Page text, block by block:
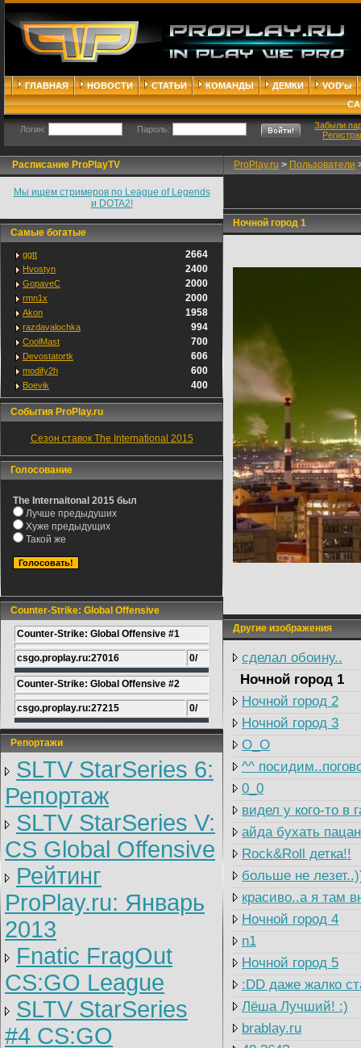
ГЛАВНАЯ НОВОСТИ СТАТЬИ КОМАНДЫ ДЕМКИ
VOD'ы
Логин: Пароль:
Забыли
Расписание ProPlayTV
Мы ищем стримеров по League of Legends
и DOTA2!
Самые богатые
ggtt 2664
Hvostyn 2400
GopaveC 2000
rmn1x 2000
Akon 1958
razdavalochka 994
CoolMast 700
Devostatortk 606
modify2h 600
Boevik 400
События ProPlay.ru
Сезон ставок The International 2015
Голосование
The Internaitonal 2015 был
Лучше предыдуших
Хуже предыдущих
Такой же
Counter-Strike: Global Offensive
Counter-Strike: Global Offensive #1
csgo.proplay.ru:27016 0/
Counter-Strike: Global Offensive #2
csgo.proplay.ru:27215 0/
Репортажи
SLTV StarSeries 6:
Репортаж
SLTV StarSeries V:
CS Global Offensive
Рейтинг
ProPlay.ru: Январь
2013
Fnatic FragOut
CS:GO League
SLTV StarSeries
#4 CS:GO
ProPlay.ru > Пользователи
Ночной город 1
Другие изображения
сделал обоину..
Ночной город 1
Ночной город 2
Ночной город 3
O_O
^^
0_0
видел у кого-то в
айда бухать
Rock&Roll детка!!
больше не
красиво..а я там
Ночной город 4
n1
Ночной город 5
:DD даже жалко
Лёша Лучший! :)
brablay.ru